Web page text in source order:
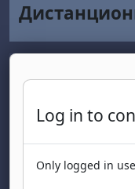
Log in to
Only logged in